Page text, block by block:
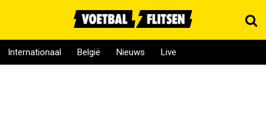
Internationaal België Nieuws Live